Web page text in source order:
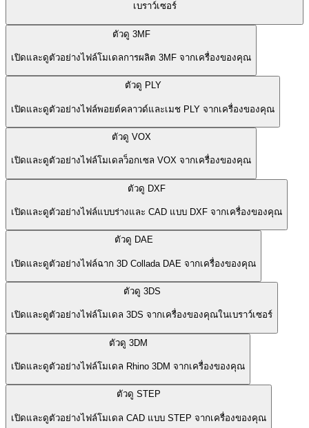
เบราว์เซอร์
ตัวดู 3MF
เปิดและดูตัวอย่างไฟล์โมเดลการผลิต 3MF จากเครื่องของคุณ
ตัวดู PLY
เปิดและดูตัวอย่างไฟล์พอยต์คลาวด์และเมช PLY จากเครื่องของคุณ
ตัวดู VOX
เปิดและดูตัวอย่างไฟล์โมเดลว็อกเซล VOX จากเครื่องของคุณ
ตัวดู DXF
เปิดและดูตัวอย่างไฟล์แบบร่างและ CAD แบบ DXF จากเครื่องของคุณ
ตัวดู DAE
เปิดและดูตัวอย่างไฟล์ฉาก 3D Collada DAE จากเครื่องของคุณ
ตัวดู 3DS
เปิดและดูตัวอย่างไฟล์โมเดล 3DS จากเครื่องของคุณในเบราว์เซอร์
ตัวดู 3DM
เปิดและดูตัวอย่างไฟล์โมเดล Rhino 3DM จากเครื่องของคุณ
ตัวดู STEP
เปิดและดูตัวอย่างไฟล์โมเดล CAD แบบ STEP จากเครื่องของคุณ